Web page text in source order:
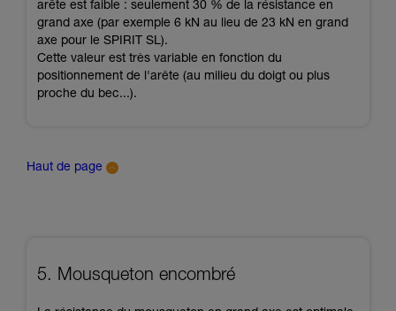
arête est faible : seulement 30 % de la résistance en
grand axe (par exemple 6 kN au lieu de 23 kN en grand
axe pour le SPIRIT SL).
Cette valeur est très variable en fonction du
positionnement de l'arête (au milieu du doigt ou plus
proche du bec...).
Haut de page
5. Mousqueton encombré